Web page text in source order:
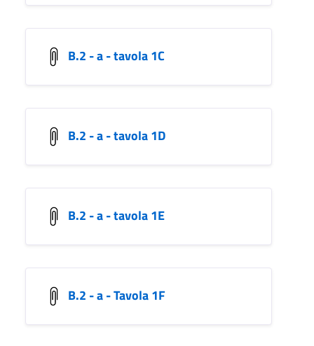
B.2 - a - tavola 1C
B.2 - a - tavola 1D
B.2 - a - tavola 1E
B.2 - a - Tavola 1F